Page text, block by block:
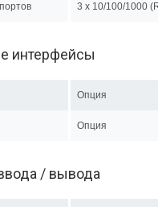
3 x 10/100/1000
интерфейсы
Опция
Опция
/ вывода